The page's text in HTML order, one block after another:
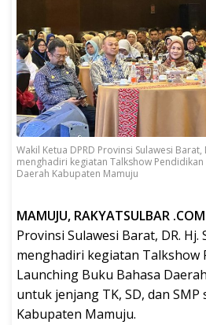
Wakil Ketua DPRD Provinsi Sulawesi Barat,
menghadiri kegiatan Talkshow
Daerah Kabupaten Mamuju
MAMUJU, RAKYATSULBAR .COM
Provinsi Sulawesi Barat, DR. Hj.
menghadiri kegiatan Talkshow
Launching Buku Bahasa
untuk jenjang TK, SD, dan SMP
Kabupaten Mamuju.